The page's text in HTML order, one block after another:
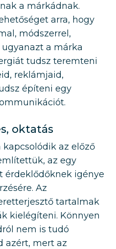
a márkádnak.
arra, hogy
módszerrel,
a márka
tudsz teremteni
reklámjaid,
építeni egy
oktatás
kapcsolódik az előző
az egy
érdeklődőknek igénye
Az
tartalmak
kielégíteni. Könnyen
nem is tudó
azért, mert az